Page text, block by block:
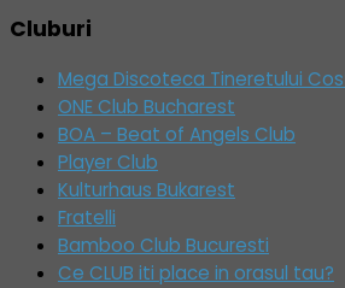
Cluburi
Mega Discoteca Tineretului
ONE Club Bucharest
BOA – Beat of Angels Club
Player Club
Kulturhaus Bukarest
Fratelli
Bamboo Club Bucuresti
Ce CLUB iti place in orasul tau?